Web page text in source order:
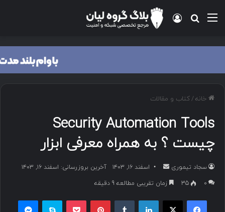
منو جستجو برای
ورود
خانه/کتاب و مقالات
Security Automation Tools
چیست ؟ به همراه معرفی ابزار
سجاد تیموری
ر
ا
اسفند ۱۶, ۱۴۰۳
آخرین بروزرسانی: اسفند ۱۶, ۱۴۰۳
۰
35 زمان تقریبی مطالعه 9 دقیقه
فیسبوک ایکس لینکداین پینتریست پاکت اسکایپ